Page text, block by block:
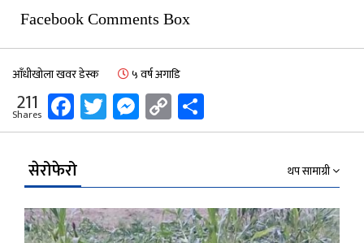
Facebook Comments Box
आँधीखोला खवर डेस्क ५ वर्ष अगाडि
211
Shares Facebook
Twitter
Messenger
Copy
Link
सेरोफेरो थप सामाग्री